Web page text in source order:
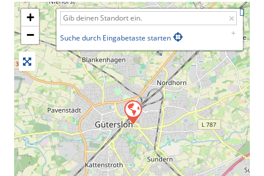
+
−
Suche durch Eingabetaste starten